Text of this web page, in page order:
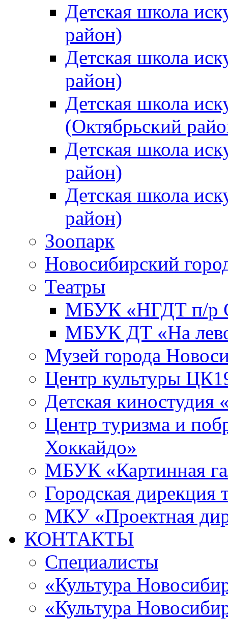
Детская школа
район)
Детская школа
район)
Детская школа
(Октябрьский
Детская школа
район)
Детская школа
район)
Зоопарк
Новосибирский
Театры
МБУК «НГДТ п/р
МБУК ДТ «На
Музей города
Центр культуры
Детская киностудия
Центр туризма и
Хоккайдо»
МБУК «Картинная
Городская дирекция
МКУ «Проектная
КОНТАКТЫ
Специалисты
«Культура
«Культура